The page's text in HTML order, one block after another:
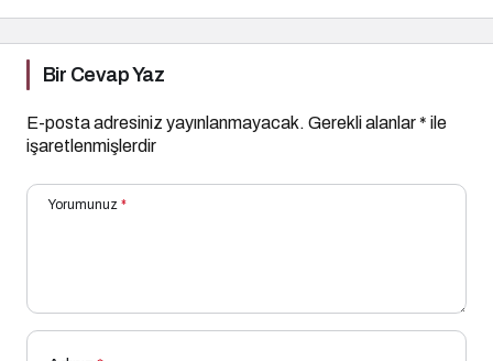
Bir Cevap Yaz
E-posta adresiniz yayınlanmayacak. Gerekli alanlar* ile
işaretlenmişlerdir
Yorumunuz *